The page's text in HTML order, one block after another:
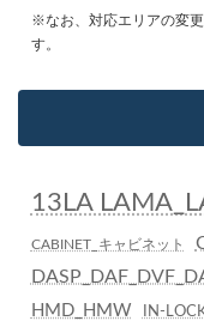
※なお、対応エリアの変
す。
13LA
CABINET_キャビネット
HMD_HMW IN-